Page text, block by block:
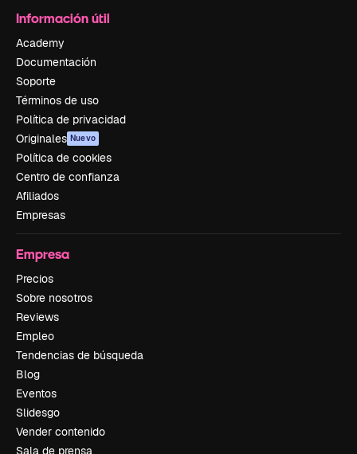
Información útil
Academy
Documentación
Soporte
Términos de uso
Política de privacidad
Originales Nuevo
Política de cookies
Centro de confianza
Afiliados
Empresas
Empresa
Precios
Sobre nosotros
Reviews
Empleo
Tendencias de búsqueda
Blog
Eventos
Slidesgo
Vender contenido
Sala de prensa